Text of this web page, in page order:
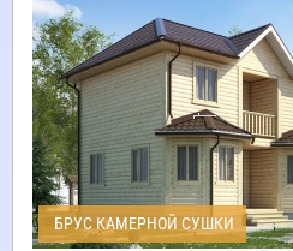
БРУС КАМЕРНОЙ СУШКИ